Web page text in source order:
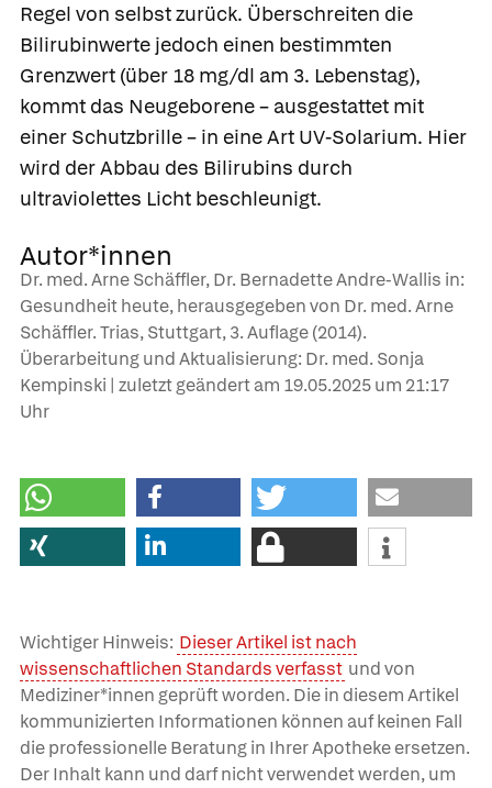
Regel von selbst zurück. Überschreiten die
Bilirubinwerte jedoch einen bestimmten
Grenzwert (über 18 mg/dl am 3. Lebenstag),
kommt das Neugeborene – ausgestattet mit
einer Schutzbrille – in eine Art UV-Solarium. Hier
wird der Abbau des Bilirubins durch
ultraviolettes Licht beschleunigt.
Autor*innen
Dr. med. Arne Schäffler, Dr. Bernadette Andre-Wallis in:
Gesundheit heute, herausgegeben von Dr. med. Arne
Schäffler. Trias, Stuttgart, 3. Auflage (2014).
Überarbeitung und Aktualisierung: Dr. med. Sonja
Kempinski | zuletzt geändert am 19.05.2025um 21:17
Uhr
Wichtiger Hinweis: Dieser Artikel ist nach
wissenschaftlichen Standards verfasst und von
Mediziner*innen geprüft worden. Die in diesem Artikel
kommunizierten Informationen können auf keinen Fall
die professionelle Beratung in Ihrer Apotheke ersetzen.
Der Inhalt kann und darf nicht verwendet werden, um